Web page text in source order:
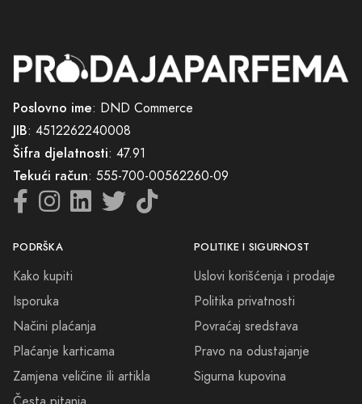
Poslovno ime: DND Commerce
JIB: 4512262240008
Šifra djelatnosti: 47.91
Tekući račun: 555-700-00562260-09
PODRŠKA
Kako kupiti
Isporuka
Načini plaćanja
Plaćanje karticama
Zamjena veličine ili artikla
POLITIKE I SIGURNOST
Uslovi korišćenja i prodaje
Politika privatnosti
Povraćaj sredstava
Pravo na odustajanje
Sigurna kupovina